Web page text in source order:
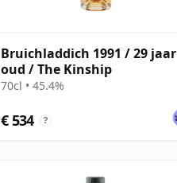
Bruichladdich 1991 / 29 jaar
oud / The Kinship
70cl • 45.4%
€ 534 ?